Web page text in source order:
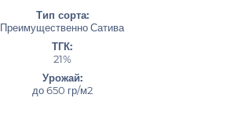
Тип сорта:
Преимущественно Сатива
ТГК:
21%
Урожай:
до 650 гр/м2